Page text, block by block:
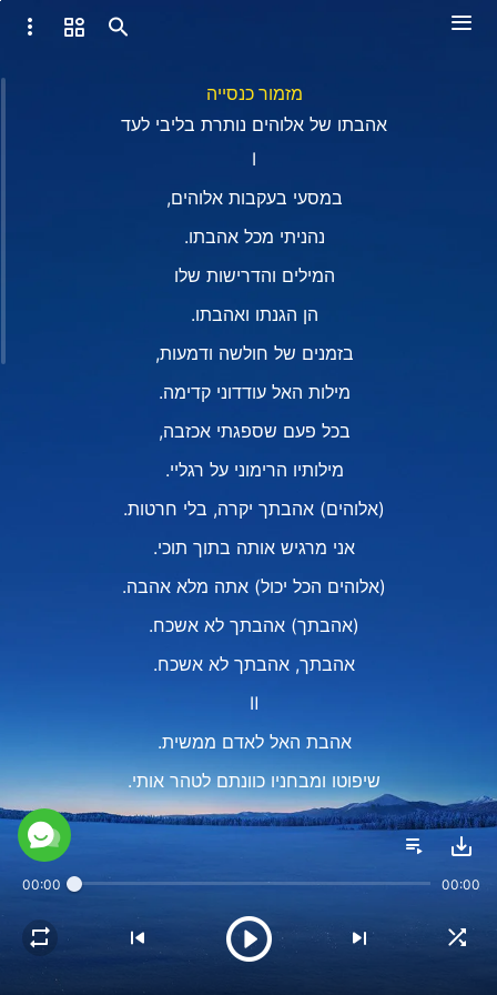
מזמור כנסייה
אהבתו של אלוהים נותרת בליבי לעד
Ⅰ
במסעי בעקבות אלוהים,
נהניתי מכל אהבתו.
המילים והדרישות שלו
הן הגנתו ואהבתו.
בזמנים של חולשה ודמעות,
מילות האל עודדוני קדימה.
בכל פעם שספגתי אכזבה,
מילותיו הרימוני על רגליי.
(אלוהים) אהבתך יקרה, בלי חרטות.
אני מרגיש אותה בתוך תוכי.
(אלוהים הכל יכול) אתה מלא אהבה.
(אהבתך) אהבתך לא אשכח.
אהבתך, אהבתך לא אשכח.
Ⅱ
אהבת האל לאדם ממשית.
שיפוטו ומבחניו כוונתם לטהר אותי.
הזיכוך שלו עוזר לי לגדול.
התלוננתי, אותו לא הבנתי,
00:00 00:00